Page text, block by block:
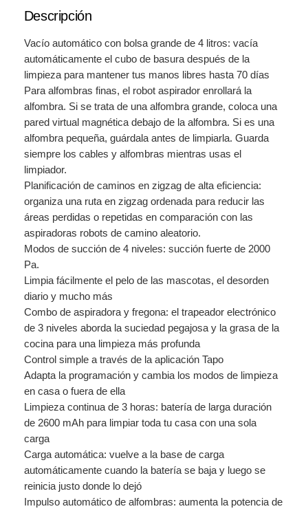
A
S
I
R
O
R
A
+
E
A
S
A
D
O
R
U
T
M
A
I
c
Descripción
Vacío automático con bolsa grande de 4 litros: vacía
automáticamente el cubo de basura después de la
limpieza para mantener tus manos libres hasta 70 días
Para alfombras finas, el robot aspirador enrollará la
alfombra. Si se trata de una alfombra grande, coloca una
pared virtual magnética debajo de la alfombra. Si es una
alfombra pequeña, guárdala antes de limpiarla. Guarda
siempre los cables y alfombras mientras usas el
limpiador.
Planificación de caminos en zigzag de alta eficiencia:
organiza una ruta en zigzag ordenada para reducir las
áreas perdidas o repetidas en comparación con las
aspiradoras robots de camino aleatorio.
Modos de succión de 4 niveles: succión fuerte de 2000
Pa.
Limpia fácilmente el pelo de las mascotas, el desorden
diario y mucho más
Combo de aspiradora y fregona: el trapeador electrónico
de 3 niveles aborda la suciedad pegajosa y la grasa de la
cocina para una limpieza más profunda
Control simple a través de la aplicación Tapo
Adapta la programación y cambia los modos de limpieza
en casa o fuera de ella
Limpieza continua de 3 horas: batería de larga duración
de 2600 mAh para limpiar toda tu casa con una sola
carga
Carga automática: vuelve a la base de carga
automáticamente cuando la batería se baja y luego se
reinicia justo donde lo dejó
Impulso automático de alfombras: aumenta la potencia de